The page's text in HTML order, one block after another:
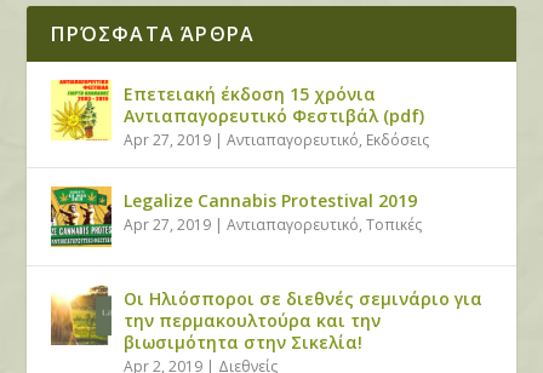
ΠΡΌΣΦΑΤΑ ΆΡΘΡΑ
Επετειακή έκδοση 15 χρόνια
Αντιαπαγορευτικό Φεστιβάλ (pdf)
Apr 27, 2019 |Αντιαπαγορευτικό, Εκδόσεις
Legalize Cannabis Protestival 2019
Apr 27, 2019 |Αντιαπαγορευτικό,Τοπικές
Οι Ηλιόσποροι σε διεθνές σεμινάριο για
την περμακουλτούρα και την
βιωσιμότητα στην Σικελία!
Apr 2, 2019 | Διεθνείς